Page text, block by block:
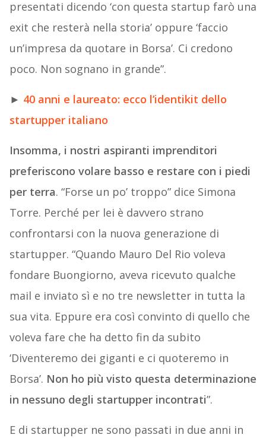
presentati dicendo ‘con questa startup farò una
exit che resterà nella storia’ oppure ‘faccio
un’impresa da quotare in Borsa’. Ci credono
poco. Non sognano in grande”.
► 40 anni e laureato: ecco l’identikit dello
startupper italiano
Insomma, i nostri aspiranti imprenditori
preferiscono volare basso e restare con i piedi
per terra. “Forse un po’ troppo” dice Simona
Torre. Perché per lei è davvero strano
confrontarsi con la nuova generazione di
startupper. “Quando Mauro Del Rio voleva
fondare Buongiorno, aveva ricevuto qualche
mail e inviato sì e no tre newsletter in tutta la
sua vita. Eppure era così convinto di quello che
voleva fare che ha detto fin da subito
‘Diventeremo dei giganti e ci quoteremo in
Borsa’. Non ho più visto questa determinazione
in nessuno degli startupper incontrati”.
E di startupper ne sono passati in due anni in